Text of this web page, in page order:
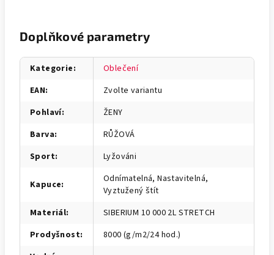
Doplňkové parametry
Kategorie:
Oblečení
EAN:
Zvolte variantu
Pohlaví:
ŽENY
Barva:
RŮŽOVÁ
Sport: Lyžováni
Kapuce:
Odnímatelná, Nastavitelná,
Vyztužený štít
Materiál:
SIBERIUM 10 000 2L STRETCH
Prodyšnost:
8000 (g/m2/24 hod.)